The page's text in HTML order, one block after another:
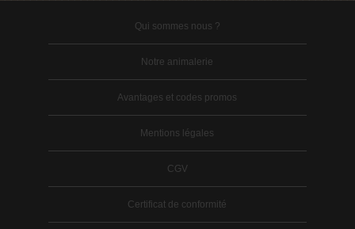
Qui sommes nous ?
Notre animalerie
Avantages et codes promos
Mentions légales
CGV
Certificat de conformité